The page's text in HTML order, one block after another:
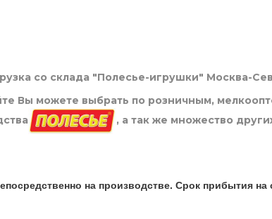
со склада "Полесье-игрушки" Москва-
Вы можете выбрать по розничным,
, а так же множество
на производстве. Срок прибытия на